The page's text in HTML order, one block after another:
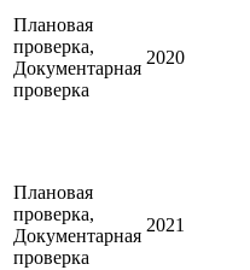
Плановая
проверка,
Документарная
проверка
2020
Плановая
проверка,
Документарная
проверка
2021